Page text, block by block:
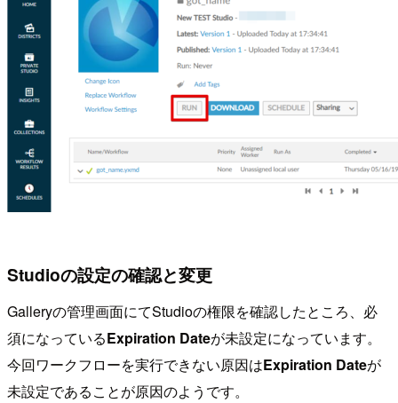
Studioの設定の確認と変更
Galleryの管理画面にてStudioの権限を確認したところ、必
須になっているExpiration Dateが未設定になっています。
今回ワークフローを実行できない原因はExpiration Dateが
未設定であることが原因のようです。